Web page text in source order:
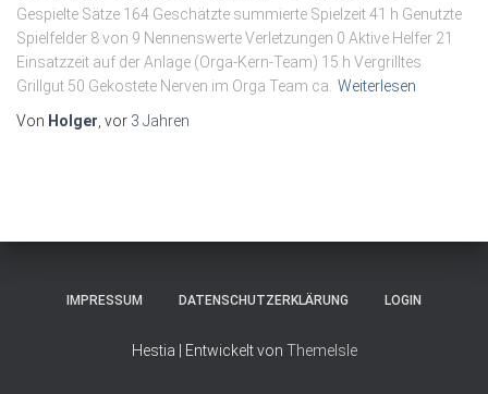
Gespielte Sätze 164 Geschätzte summierte Spielzeit 41 h Genutzte
Spielfelder 8 von 9 Nennenswerte Verletzungen 0 Aktive Helfer 21
Einsatzzeit auf der Anlage (Orga-Kern-Team) 15 h Vergrilltes
Grillgut 50 Gekostete Nerven im Orga Team ca. Weiterlesen
Von Holger , vor 3 Jahren
IMPRESSUM DATENSCHUTZERKLÄRUNG LOGIN
Hestia | Entwickelt von ThemeIsle